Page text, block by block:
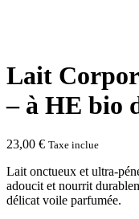
Lait
– à HE bio
23,00 € Taxe inclue
Lait onctueux et ultra-
adoucit et nourrit
délicat voile parfumée.